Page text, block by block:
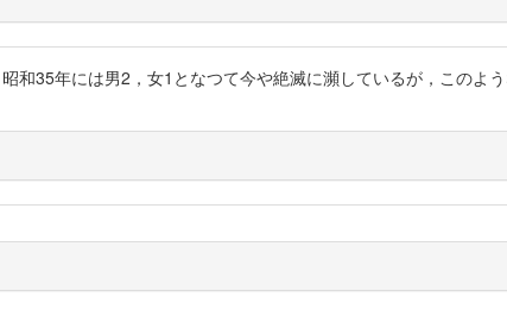
和35年には男2，女1となつて今や絶滅に瀕しているが，このよ